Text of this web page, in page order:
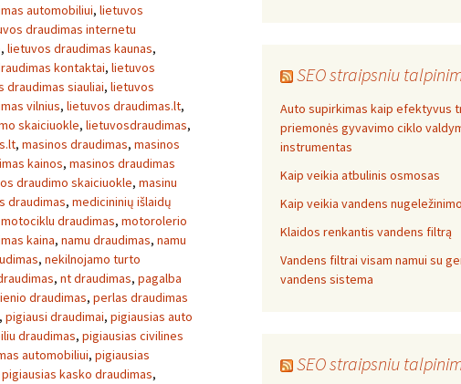
automobiliui, lietuvos
draudimas internetu
, lietuvos draudimas kaunas,
kontaktai, lietuvos
draudimas siauliai, lietuvos
vilnius, lietuvos draudimas.lt,
skaiciuokle, lietuvosdraudimas,
, masinos draudimas, masinos
kainos, masinos draudimas
draudimo skaiciuokle, masinu
draudimas, medicininių išlaidų
motociklu draudimas, motorolerio
kaina, namu draudimas, namu
, nekilnojamo turto
, nt draudimas, pagalba
draudimas, perlas draudimas
, pigiausi draudimai, pigiausias auto
draudimas, pigiausias civilines
automobiliui, pigiausias
pigiausias kasko draudimas,
SEO straipsniu
Auto supirkimas kaip efektyvus
priemonės gyvavimo ciklo
instrumentas
Kaip veikia atbulinis osmosas
Kaip veikia vandens
Klaidos renkantis vandens filtrą
Vandens filtrai visam namui su
vandens sistema
SEO straipsniu